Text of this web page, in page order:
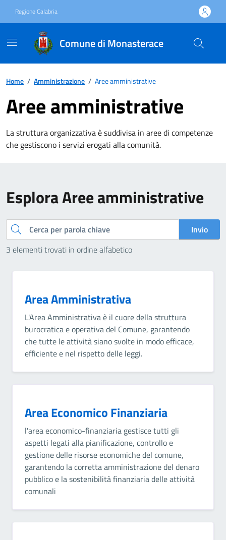
Regione Calabria
Comune di Monasterace
Home / Amministrazione / Aree amministrative
Aree amministrative
La struttura organizzativa è suddivisa in aree di competenze
che gestiscono i servizi erogati alla comunità.
Esplora Aree amministrative
Cerca
Invio
3 elementi trovati in ordine alfabetico
Area Amministrativa
L'Area Amministrativa è il cuore della struttura
burocratica e operativa del Comune, garantendo
che tutte le attività siano svolte in modo efficace,
efficiente e nel rispetto delle leggi.
Area Economico Finanziaria
l'area economico-finanziaria gestisce tutti gli
aspetti legati alla pianificazione, controllo e
gestione delle risorse economiche del comune,
garantendo la corretta amministrazione del denaro
pubblico e la sostenibilità finanziaria delle attività
comunali